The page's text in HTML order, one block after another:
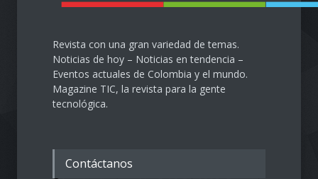
Revista con una gran variedad de temas.
Noticias de hoy – Noticias en tendencia –
Eventos actuales de Colombia y el mundo.
Magazine TIC, la revista para la gente
tecnológica.
Contáctanos